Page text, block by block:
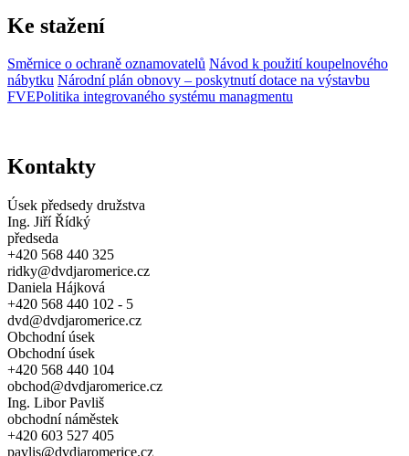
Ke stažení
Směrnice o ochraně oznamovatelů Návod k použití koupelnového
nábytku Národní plán obnovy – poskytnutí dotace na výstavbu
FVEPolitika integrovaného systému managmentu
Kontakty
Úsek předsedy družstva
Ing. Jiří Řídký
předseda
+420 568 440 325
ridky@dvdjaromerice.cz
Daniela Hájková
+420 568 440 102 - 5
dvd@dvdjaromerice.cz
Obchodní úsek
Obchodní úsek
+420 568 440 104
obchod@dvdjaromerice.cz
Ing. Libor Pavliš
obchodní náměstek
+420 603 527 405
pavlis@dvdjaromerice.cz